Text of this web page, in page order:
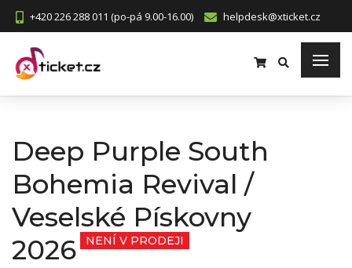
+420 226 288 011 (po-pá 9.00-16.00) helpdesk@xticket.cz
Deep Purple South
Bohemia Revival /
Veselské Pískovny
2026
NENÍ V PRODEJI